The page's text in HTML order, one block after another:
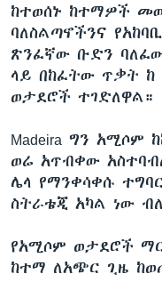
ከተወሰኑ ከተማዎች
ባለስልጣኖችንና
ጽንፈኛው ቡድን
ላይ በከፈትው ጥቃት ከ
ወታደሮች ተገድለዋል።
Madeira ግን
ወሬ አጥብቀው
ሌላ የማንቀሳቀሱ
ስትራቴጂ አካል ነው
የአሚሶም ወታደሮች
ከተማ ለአጭር ጊዜ